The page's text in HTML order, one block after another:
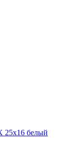
25x16 белый